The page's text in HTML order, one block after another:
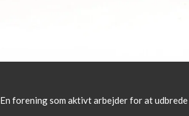
En forening som aktivt arbejder for at